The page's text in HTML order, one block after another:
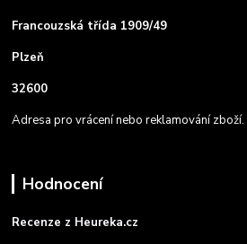
Francouzská třída 1909/49
Plzeň
32600
Adresa pro vrácení nebo reklamování zboží.
Hodnocení
Recenze z Heureka.cz